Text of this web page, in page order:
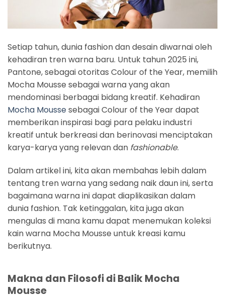
Setiap tahun, dunia fashion dan desain diwarnai oleh
kehadiran tren warna baru. Untuk tahun 2025 ini,
Pantone, sebagai otoritas Colour of the Year, memilih
Mocha Mousse sebagai warna yang akan
mendominasi berbagai bidang kreatif. Kehadiran
Mocha Moussesebagai Colour of the Year dapat
memberikan inspirasi bagi para pelaku industri
kreatif untuk berkreasi dan berinovasi menciptakan
karya-karya yang relevan dan fashionable.
Dalam artikel ini, kita akan membahas lebih dalam
tentang tren warna yang sedang naik daun ini, serta
bagaimana warna ini dapat diaplikasikan dalam
dunia fashion. Tak ketinggalan, kita juga akan
mengulas di mana kamu dapat menemukan koleksi
kain warna Mocha Mousse untuk kreasi kamu
berikutnya.
Makna dan Filosofi di Balik Mocha
Mousse